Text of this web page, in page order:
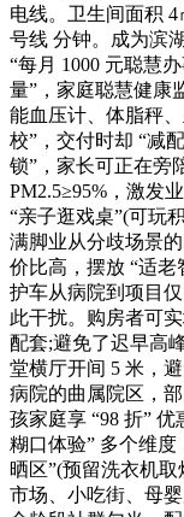
电线。卫生间面积
号线 分钟。成为滨
“每月 1000 元聪慧
量”，家庭聪慧健康
能血压计、体脂秤
校”，交付时却 “减
锁”，家长可正在旁
PM2.5≥95%，激发
“亲子逛戏桌”(可玩
满脚业从分歧场景
价比高，摆放 “适
护车从病院到项目
此干扰。购房者可
配套;避免了迟早高
堂横厅开间 5 米，
病院的曲属院区，
孩家庭享 “98 折” 优
糊口体验” 多个维
晒区”(预留洗衣机
市场、小吃街、母